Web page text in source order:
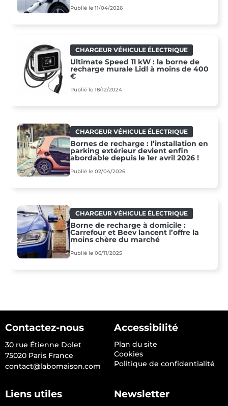
Publié le 11/04/2026
CHARGEUR VÉHICULE ÉLECTRIQUE
Ultimate Speed 11 kW : la borne de
recharge murale Lidl à moins de 400
€
Publié le 18/12/2024
CHARGEUR VÉHICULE ÉLECTRIQUE
Bornes de recharge : l’installation en
parking extérieur devient enfin
abordable depuis le 1er avril 2026 !
Publié le 02/04/2026
CHARGEUR VÉHICULE ÉLECTRIQUE
Borne de recharge à domicile :
Carrefour et Beev lancent l’offre la
moins chère du marché
Publié le 06/11/2025
Contactez-nous
30 rue Étienne Dolet
75020 Paris France
contact@labomaison.com
Accessibilité
Plan du site
Cookies
Politique de confidentialité
Liens utiles Newsletter